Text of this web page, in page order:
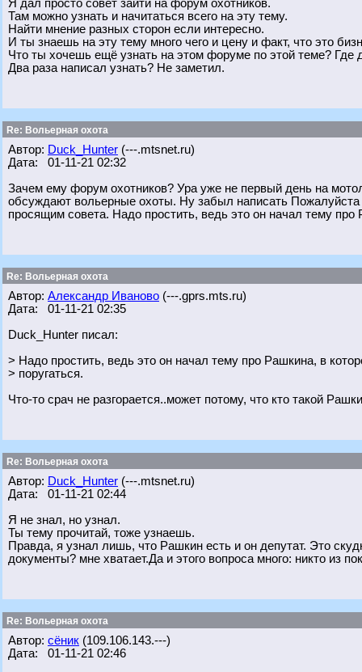
Я дал просто совет зайти на форум охотников.
Там можно узнать и начитаться всего на эту тему.
Найти мнение разных сторон если интересно.
И ты знаешь на эту тему много чего и цену и факт, что это
Что ты хочешь ещё узнать на этом форуме по этой теме? Где
Два раза написал узнать? Не заметил.
Re: Вольерная охота
Автор: Duck_Hunter (---.mtsnet.ru)
Дата: 01-11-21 02:32
Зачем ему форум охотников? Ура уже не первый день на
обсуждают вольерные охоты. Ну забыл написать
просящим совета. Надо простить, ведь это он начал тему про
Re: Вольерная охота
Автор: Александр Иваново (---.gprs.mts.ru)
Дата: 01-11-21 02:35
Duck_Hunter писал:
> Надо простить, ведь это он начал тему про Рашкина, в
> поругаться.
Что-то срач не разгорается..может потому, что кто такой
Re: Вольерная охота
Автор: Duck_Hunter (---.mtsnet.ru)
Дата: 01-11-21 02:44
Я не знал, но узнал.
Ты тему прочитай, тоже узнаешь.
Правда, я узнал лишь, что Рашкин есть и он депутат. Это
документы? мне хватает.Да и этого вопроса много: никто из
Re: Вольерная охота
Автор: сёник (109.106.143.---)
Дата: 01-11-21 02:46